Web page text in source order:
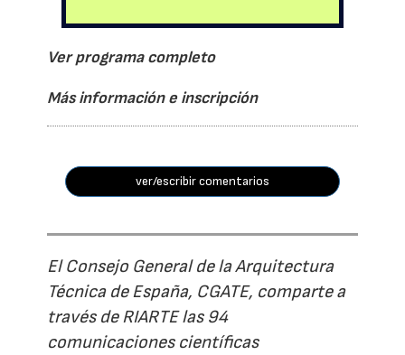
Ver programa completo
Más información e inscripción
ver/escribir comentarios
El Consejo General de la Arquitectura
Técnica de España, CGATE, comparte a
través de RIARTE las 94
comunicaciones científicas